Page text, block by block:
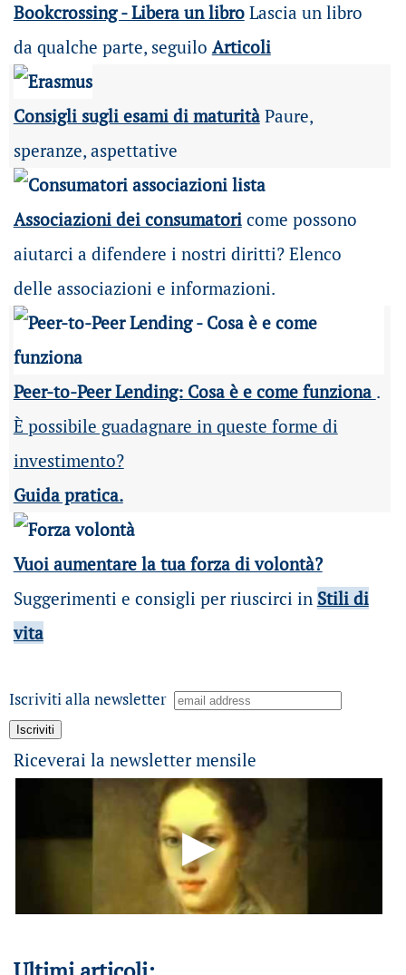
Bookcrossing - Libera un libroLascia un libro
da qualche parte, seguilo Articoli
Consigli sugli esami di maturità Paure,
speranze, aspettative
Associazioni dei consumatoricome possono
aiutarci a difendere i nostri diritti? Elenco
delle associazioni e informazioni.
Peer-to-Peer Lending: Cosa è e come funziona .
È possibile guadagnare in queste forme di
investimento?
Guida pratica.
Vuoi aumentare la tua forza di volontà?
Suggerimenti e consigli per riuscirci in Stili di
vita
Iscriviti alla newsletter
Riceverai la newsletter mensile